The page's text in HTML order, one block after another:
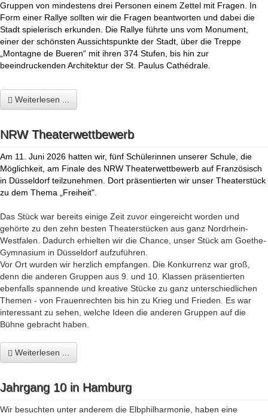
Gruppen von mindestens drei Personen einem Zettel mit Fragen. In
Form einer Rallye sollten wir die Fragen beantworten und dabei die
Stadt spielerisch erkunden. Die Rallye führte uns vom Monument,
einer der schönsten Aussichtspunkte der Stadt, über die Treppe
„Montagne de Bueren“ mit ihren 374 Stufen, bis hin zur
beeindruckenden Architektur der St. Paulus Cathédrale.
Weiterlesen ...
NRW Theaterwettbewerb
Am 11. Juni 2026 hatten wir, fünf Schülerinnen unserer Schule, die
Möglichkeit, am Finale des NRW Theaterwettbewerb auf Französisch
in Düsseldorf teilzunehmen. Dort präsentierten wir unser Theaterstück
zu dem Thema „Freiheit".
Das Stück war bereits einige Zeit zuvor eingereicht worden und
gehörte zu den zehn besten Theaterstücken aus ganz Nordrhein-
Westfalen. Dadurch erhielten wir die Chance, unser Stück am Goethe-
Gymnasium in Düsseldorf aufzuführen.
Vor Ort wurden wir herzlich empfangen. Die Konkurrenz war groß,
denn die anderen Gruppen aus 9. und 10. Klassen präsentierten
ebenfalls spannende und kreative Stücke zu ganz unterschiedlichen
Themen - von Frauenrechten bis hin zu Krieg und Frieden. Es war
interessant zu sehen, welche Ideen die anderen Gruppen auf die
Bühne gebracht haben.
Weiterlesen ...
Jahrgang 10 in Hamburg
Wir besuchten unter anderem die Elbphilharmonie, haben eine